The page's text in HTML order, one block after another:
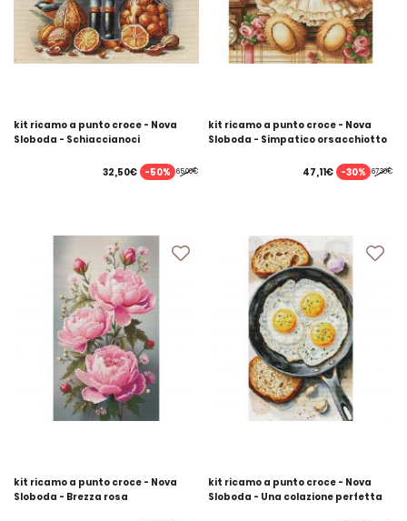
kit ricamo a punto croce - Nova
Sloboda - Schiaccianoci
65,00€
32,50€ -50%
kit ricamo a punto croce - Nova
Sloboda - Simpatico orsacchiotto
67,30€
47,11€ -30%
kit ricamo a punto croce - Nova
Sloboda - Brezza rosa
kit ricamo a punto croce - Nova
Sloboda - Una colazione perfetta